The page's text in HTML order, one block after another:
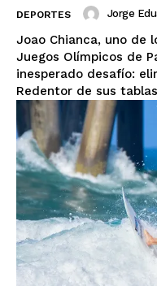
DEPORTES Jorge
Joao Chianca, uno de
Juegos Olímpicos de
inesperado desafío:
Redentor de sus